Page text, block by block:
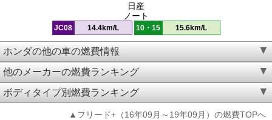
日産
ノート
JC08 14.4km/L 10・15 15.6km/L
ホンダの他の車の燃費情報
他のメーカーの燃費ランキング
ボディタイプ別燃費ランキング
▲フリード+（16年09月～19年09月）の燃費TOPへ